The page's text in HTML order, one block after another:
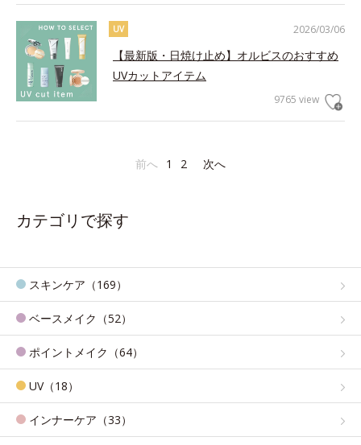
2026/03/06
UV
【最新版・日焼け止め】オルビスのおすすめ
UVカットアイテム
9765 view
前へ 1 2 次へ
カテゴリで探す
スキンケア（169）
ベースメイク（52）
ポイントメイク（64）
UV（18）
インナーケア（33）